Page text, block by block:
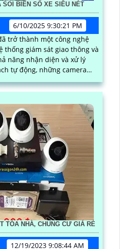
SOI BIỂN SỐ XE SIÊU NÉT
6/10/2025 9:30:21 PM
trở thành một công nghệ
thống giám sát giao thông và
tự động, những camera
đáng kể, từ việc quản lý
cao hiệu quả an ninh
TÒA NHÀ, CHUNG CƯ GIÁ RẺ
12/19/2023 9:08:44 AM